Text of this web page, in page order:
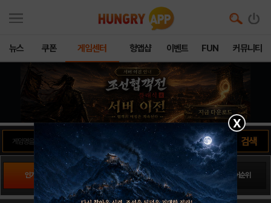
뉴스 쿠폰 게임센터 헝앱샵 이벤트 FUN 커뮤니티
인기게임 팬사이트순위 PLAY스토어순위 앱스토어순위
X